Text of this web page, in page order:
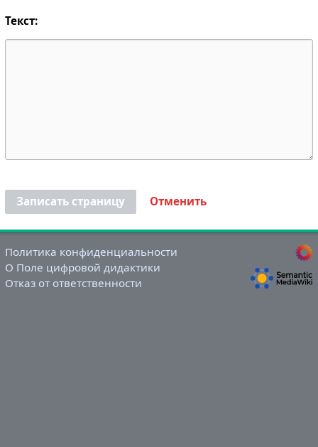
Текст:
Записать страницу Отменить
Политика конфиденциальности
О Поле цифровой дидактики
Отказ от ответственности